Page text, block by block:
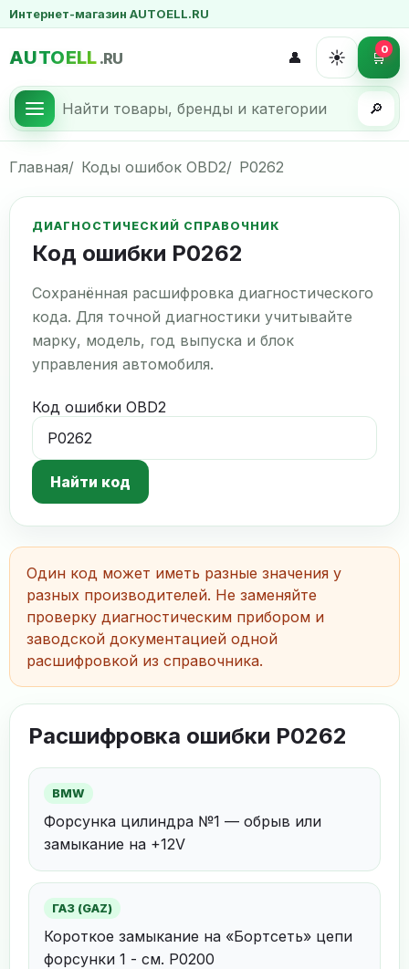
Интернет-магазин AUTOELL.RU
AUTOELL .RU
🔎
👤 ☀️ 🛒0
Главная Коды ошибок OBD2 P0262
ДИАГНОСТИЧЕСКИЙ СПРАВОЧНИК
Код ошибки P0262
Сохранённая расшифровка диагностического
кода. Для точной диагностики учитывайте
марку, модель, год выпуска и блок
управления автомобиля.
Код ошибки OBD2
Найти код
Один код может иметь разные значения у
разных производителей. Не заменяйте
проверку диагностическим прибором и
заводской документацией одной
расшифровкой из справочника.
Расшифровка ошибки P0262
BMW
Форсунка цилиндра №1 — обрыв или
замыкание на +12V
ГАЗ (GAZ)
Короткое замыкание на «Бортсеть» цепи
форсунки 1 - см. P0200